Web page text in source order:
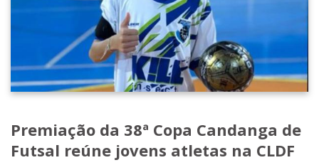
Premiação da 38ª Copa Candanga de
Futsal reúne jovens atletas na CLDF